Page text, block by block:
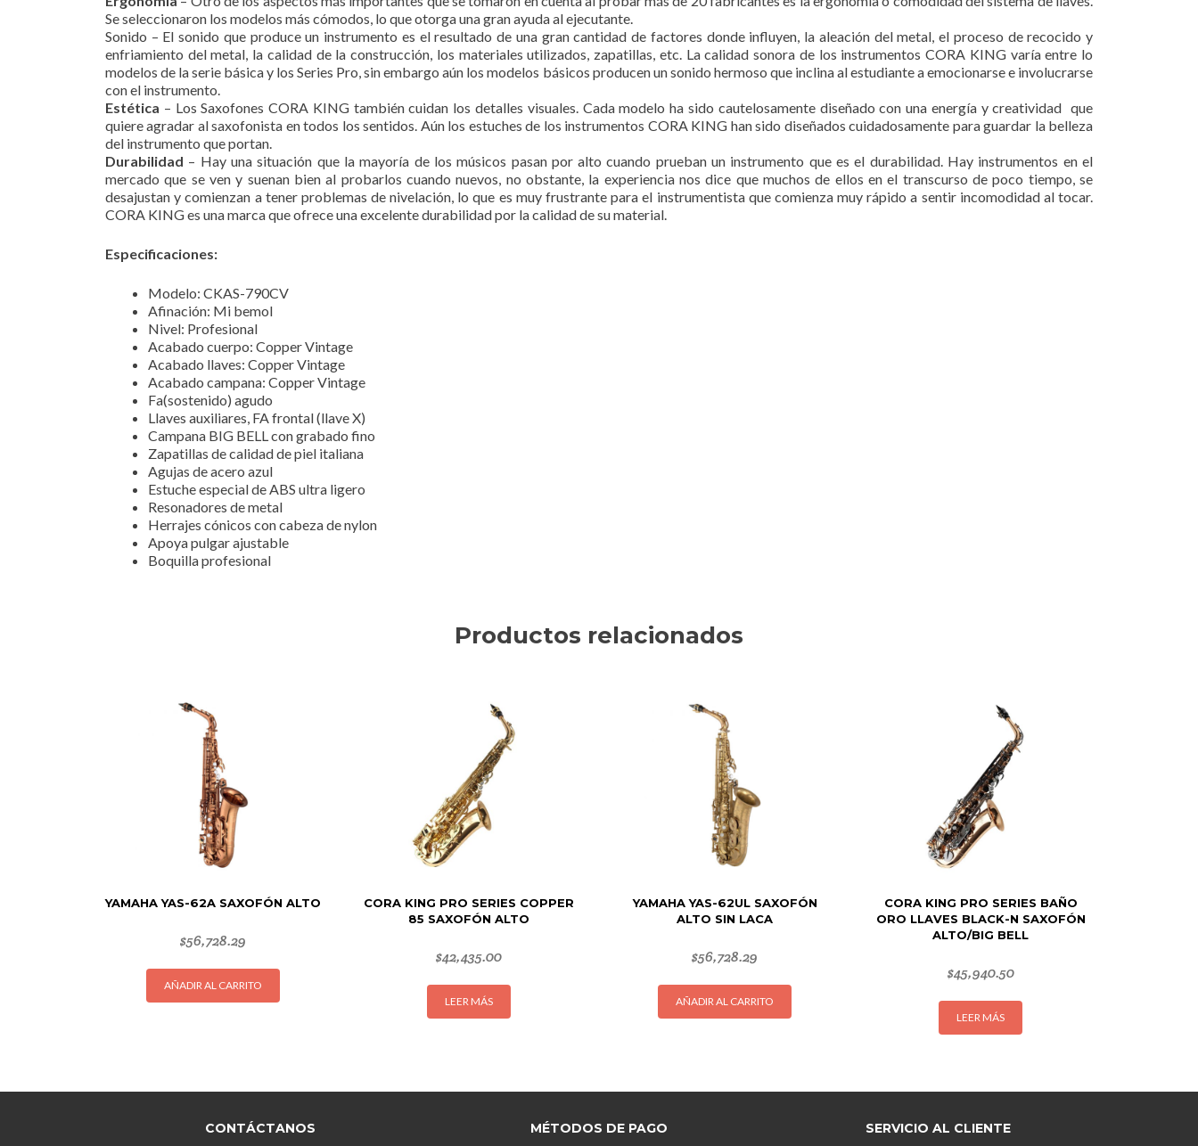
Se seleccionaron los modelos más cómodos, lo que otorga una gran ayuda al ejecutante.
Sonido – El sonido que produce un instrumento es el resultado de una gran cantidad de factores donde influyen, la aleación del metal, el proceso de recocido y
enfriamiento del metal, la calidad de la construcción, los materiales utilizados, zapatillas, etc. La calidad sonora de los instrumentos CORA KING varía entre lo
modelos de la serie básica y los Series Pro, sin embargo aún los modelos básicos producen un sonido hermoso que inclina al estudiante a emocionarse e involucrarse
con el instrumento.
Estética – Los Saxofones CORA KING también cuidan los detalles visuales. Cada modelo ha sido cautelosamente diseñado con una energía y creatividad que
quiere agradar al saxofonista en todos los sentidos. Aún los estuches de los instrumentos CORA KING han sido diseñados cuidadosamente para guardar la belleza
del instrumento que portan.
Durabilidad – Hay una situación que la mayoría de los músicos pasan por alto cuando prueban un instrumento que es el durabilidad. Hay instrumentos en el
mercado que se ven y suenan bien al probarlos cuando nuevos, no obstante, la experiencia nos dice que muchos de ellos en el transcurso de poco tiempo, se
desajustan y comienzan a tener problemas de nivelación, lo que es muy frustrante para el instrumentista que comienza muy rápido a sentir incomodidad al tocar.
CORA KING es una marca que ofrece una excelente durabilidad por la calidad de su material.
Especificaciones:
Modelo: CKAS-790CV
Afinación: Mi bemol
Nivel: Profesional
Acabado cuerpo: Copper Vintage
Acabado llaves: Copper Vintage
Acabado campana: Copper Vintage
Fa(sostenido) agudo
Llaves auxiliares, FA frontal (llave X)
Campana BIG BELL con grabado fino
Zapatillas de calidad de piel italiana
Agujas de acero azul
Estuche especial de ABS ultra ligero
Resonadores de metal
Herrajes cónicos con cabeza de nylon
Apoya pulgar ajustable
Boquilla profesional
Productos relacionados
YAMAHA YAS-62A SAXOFÓN ALTO
$56,728.29
AÑADIR AL CARRITO
CORA KING PRO SERIES COPPER
85 SAXOFÓN ALTO
$42,435.00
LEER MÁS
YAMAHA YAS-62UL SAXOFÓN
ALTO SIN LACA
$56,728.29
AÑADIR AL CARRITO
CORA KING PRO SERIES BAÑO
ORO LLAVES BLACK-N SAXOFÓN
ALTO/BIG BELL
$45,940.50
LEER MÁS
CONTÁCTANOS MÉTODOS DE PAGO SERVICIO AL CLIENTE